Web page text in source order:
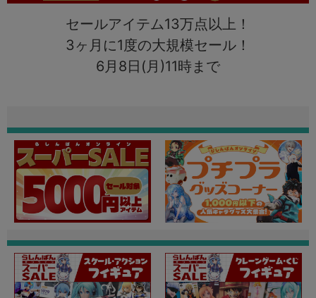
セールアイテム13万点以上！
3ヶ月に1度の大規模セール！
6月8日(月)11時まで